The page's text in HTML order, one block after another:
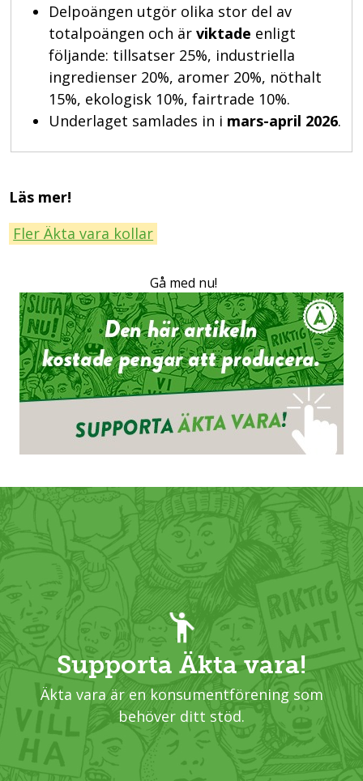
Delpoängen utgör olika stor del av
totalpoängen och ärviktade enligt
följande: tillsatser 25%, industriella
ingredienser 20%, aromer 20%, nöthalt
15%, ekologisk 10%, fairtrade 10%.
Underlaget samlades in i mars-april 2026.
Läs mer!
Fler Äkta vara kollar
Gå med nu!
Supporta Äkta vara!
Äkta vara är en konsumentförening som
behöver ditt stöd.